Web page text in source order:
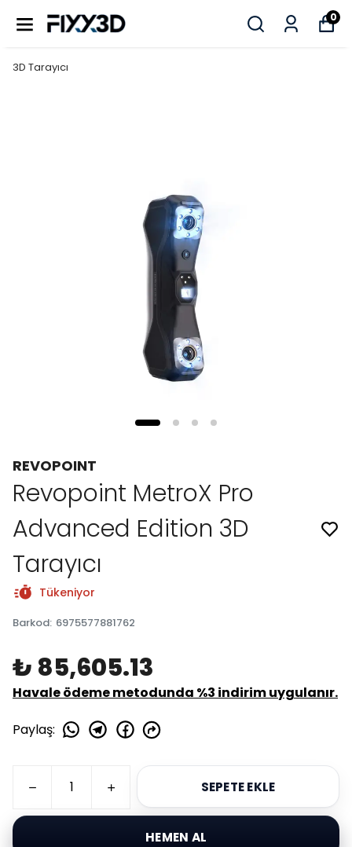
0
3D Tarayıcı
REVOPOINT
Revopoint MetroX Pro
Advanced Edition 3D
Tarayıcı
Tükeniyor
Barkod: 6975577881762
₺ 85,605.13
Havale ödeme metodunda %3 indirim uygulanır.
Paylaş:
SEPETE EKLE
HEMEN AL